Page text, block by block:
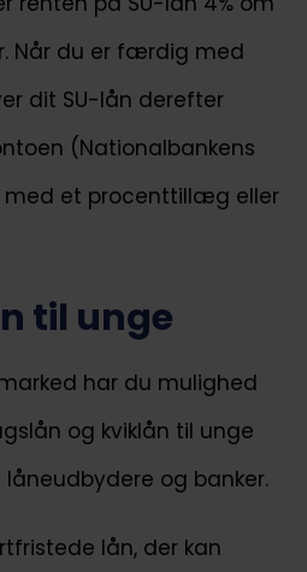
Når du er færdig med
dit SU-lån derefter
(Nationalbankens
et procenttillæg eller
til unge
har du mulighed
og kviklån til unge
og banker.
lån, der kan